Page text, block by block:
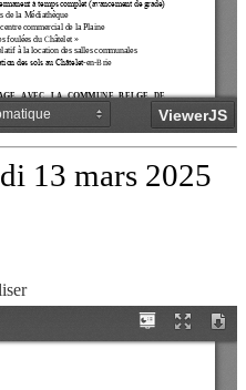
13 mars 2025